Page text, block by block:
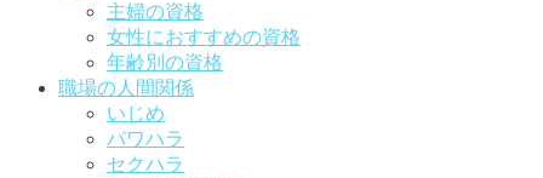
主婦の資格
女性におすすめの資格
年齢別の資格
職場の人間関係
いじめ
パワハラ
セクハラ